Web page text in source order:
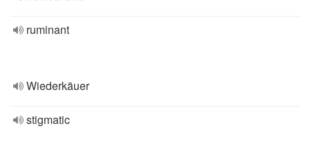
ruminant
Wiederkäuer
stigmatic